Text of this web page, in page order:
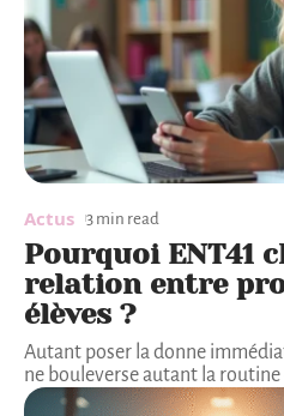
Actus 3 min read
Pourquoi ENT41
relation entre
élèves ?
Autant poser la donne
ne bouleverse autant la routine